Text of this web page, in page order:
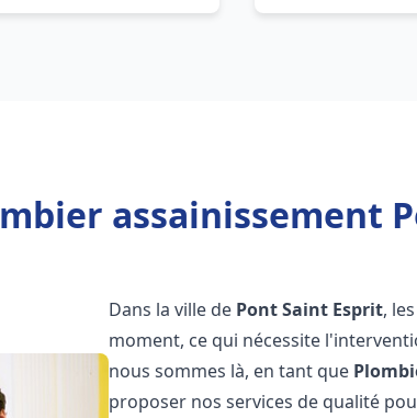
assainissement
Dans la ville de Pont Saint Esprit,
moment, ce qui nécessite
nous sommes là, en tant que
proposer nos services de qualité